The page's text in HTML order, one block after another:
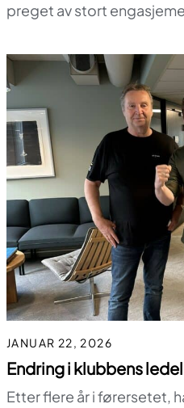
preget av stort
JANUAR 22, 2026
Endring i klubbens
Etter flere år i førersetet,